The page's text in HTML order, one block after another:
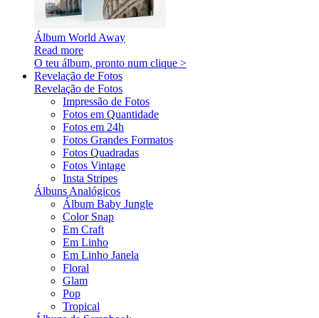
Álbum World Away
Read more
O teu álbum, pronto num clique >
Revelação de Fotos
Revelação de Fotos
Impressão de Fotos
Fotos em Quantidade
Fotos em 24h
Fotos Grandes Formatos
Fotos Quadradas
Fotos Vintage
Insta Stripes
Álbuns Analógicos
Álbum Baby Jungle
Color Snap
Em Craft
Em Linho
Em Linho Janela
Floral
Glam
Pop
Tropical